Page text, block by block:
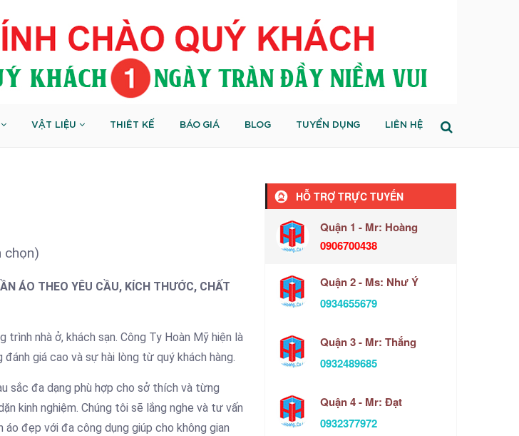
VẬT LIỆU THIÊT KẾ BÁO GIÁ BLOG TUYỂN DỤNG LIÊN HỆ
chọn)
ÁO THEO YÊU CẦU, KÍCH THƯỚC, CHẤT
nhà ở, khách sạn. Công Ty Hoàn Mỹ hiện là
giá cao và sự hài lòng từ quý khách hàng.
sắc đa dạng phù hợp cho sở thích và từng
kinh nghiệm. Chúng tôi sẽ lắng nghe và tư vấn
đẹp với đa công dụng giúp cho không gian
HỖ TRỢ TRỰC TUYẾN
Quận 1 - Mr: Hoàng
0906700438
Quận 2 - Ms: Như Ý
0934655679
Quận 3 - Mr: Thắng
0932489685
Quận 4 - Mr: Đạt
0932377972